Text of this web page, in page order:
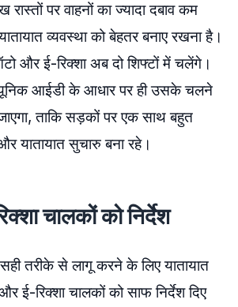
रास्तों पर वाहनों का ज्यादा दबाव कम
व्यवस्था को बेहतर बनाए रखना है।
और ई-रिक्शा अब दो शिफ्टों में चलेंगे।
यूनिक आईडी के आधार पर ही उसके चलने
ताकि सड़कों पर एक साथ बहुत
यातायात सुचारु बना रहे।
चालकों को निर्देश
तरीके से लागू करने के लिए यातायात
ई-रिक्शा चालकों को साफ निर्देश दिए